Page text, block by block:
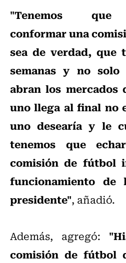
"Tenemos que
conformar una
sea de verdad, que
semanas y no solo
abran los mercados
uno llega al final no
uno desearía y le
tenemos que
comisión de fútbol
funcionamiento de
presidente", añadió.
Además, agregó:
comisión de fútbol